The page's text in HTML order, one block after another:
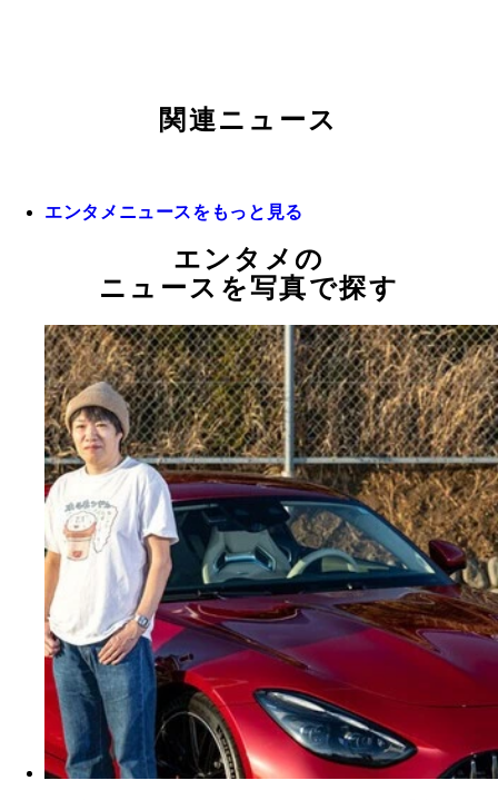
関連ニュース
エンタメニュースをもっと見る
エンタメの
ニュースを写真で探す